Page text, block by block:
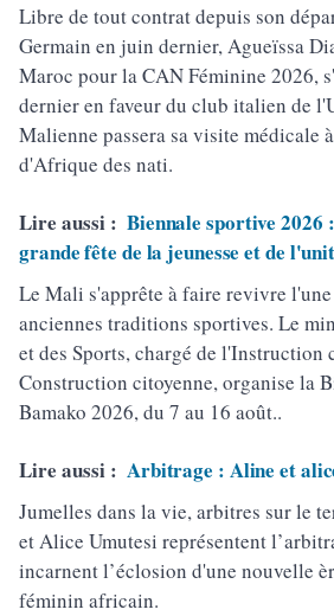
Libre de tout contrat depuis son
Germain en juin dernier, Agueïssa
Maroc pour la CAN Féminine 2026,
dernier en faveur du club italien de
Malienne passera sa visite médicale
d'Afrique des nati.
Lire aussi : Biennale sportive 2026
grande fête de la jeunesse et de
Le Mali s'apprête à faire revivre l'une
anciennes traditions sportives. Le
et des Sports, chargé de l'Instruction
Construction citoyenne, organise la
Bamako 2026, du 7 au 16 août..
Lire aussi : Arbitrage : Aline et
Jumelles dans la vie, arbitres sur le
et Alice Umutesi représentent
incarnent l’éclosion d'une nouvelle
féminin africain.